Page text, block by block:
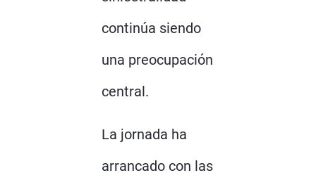
continúa siendo
una preocupación
central.
La jornada ha
arrancado con las